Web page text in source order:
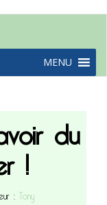
MENU
du
!
:Tony